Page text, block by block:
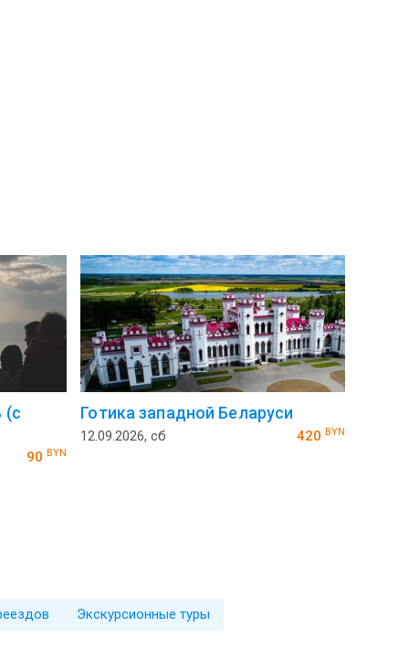
(с
90BYN
Готика западной Беларуси
12.09.2026, сб 420 BYN
Экскурсионные туры